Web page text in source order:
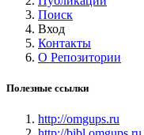
Поиск
Вход
Контакты
О Репозитории
Полезные ссылки
http://omgups.ru